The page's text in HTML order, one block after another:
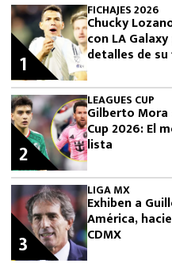
FICHAJES 2026
Chucky
con LA
detalles de
1
LEAGUES CUP
Gilberto Mora
Cup 2026: El
lista
2
LIGA MX
Exhiben a
América,
CDMX
3